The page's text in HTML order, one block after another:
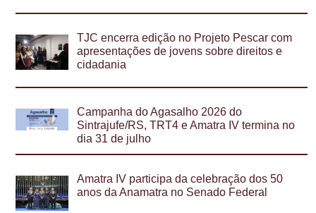
TJC encerra edição no Projeto Pescar com
apresentações de jovens sobre direitos e
cidadania
Campanha do Agasalho 2026 do
Sintrajufe/RS, TRT4 e Amatra IV termina no
dia 31 de julho
Amatra IV participa da celebração dos 50
anos da Anamatra no Senado Federal